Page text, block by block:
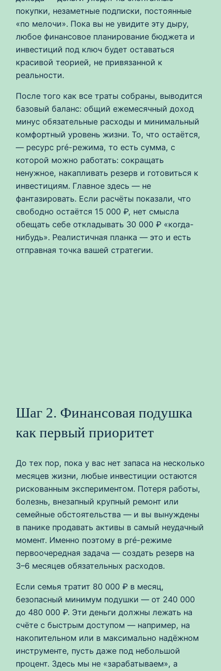
покупки, незаметные подписки, постоянные
«по мелочи». Пока вы не увидите эту дыру,
любое финансовое планирование бюджета и
инвестиций под ключ будет оставаться
красивой теорией, не привязанной к
реальности.
После того как все траты собраны, выводится
базовый баланс: общий ежемесячный доход
минус обязательные расходы и минимальный
комфортный уровень жизни. То, что остаётся,
— ресурс pré-режима, то есть сумма, с
которой можно работать: сокращать
ненужное, накапливать резерв и готовиться к
инвестициям. Главное здесь — не
фантазировать. Если расчёты показали, что
свободно остаётся 15 000 ₽, нет смысла
обещать себе откладывать 30 000 ₽ «когда-
нибудь». Реалистичная планка — это и есть
отправная точка вашей стратегии.
Шаг 2. Финансовая подушка
как первый приоритет
До тех пор, пока у вас нет запаса на несколько
месяцев жизни, любые инвестиции остаются
рискованным экспериментом. Потеря работы,
болезнь, внезапный крупный ремонт или
семейные обстоятельства — и вы вынуждены
в панике продавать активы в самый неудачный
момент. Именно поэтому в pré-режиме
первоочередная задача — создать резерв на
3–6 месяцев обязательных расходов.
Если семья тратит 80 000 ₽ в месяц,
безопасный минимум подушки — от 240 000
до 480 000 ₽. Эти деньги должны лежать на
счёте с быстрым доступом — например, на
накопительном или в максимально надёжном
инструменте, пусть даже под небольшой
процент. Здесь мы не «зарабатываем», а